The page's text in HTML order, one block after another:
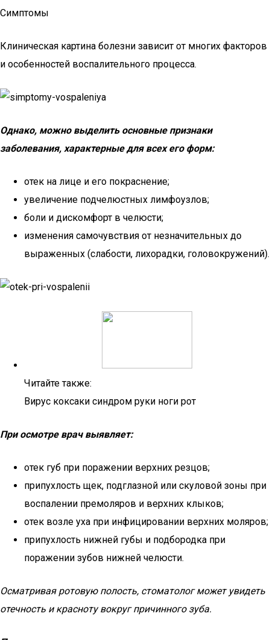
Симптомы
Клиническая картина болезни зависит от многих факторов
и особенностей воспалительного процесса.
Однако, можно выделить основные признаки
заболевания, характерные для всех его форм:
отек на лице и его покраснение;
увеличение подчелюстных лимфоузлов;
боли и дискомфорт в челюсти;
изменения самочувствия от незначительных до
выраженных (слабости, лихорадки, головокружений).
Читайте также:
Вирус коксаки синдром руки ноги рот
При осмотре врач выявляет:
отек губ при поражении верхних резцов;
припухлость щек, подглазной или скуловой зоны при
воспалении премоляров и верхних клыков;
отек возле уха при инфицировании верхних моляров;
припухлость нижней губы и подбородка при
поражении зубов нижней челюсти.
Осматривая ротовую полость, стоматолог может увидеть
отечность и красноту вокруг причинного зуба.